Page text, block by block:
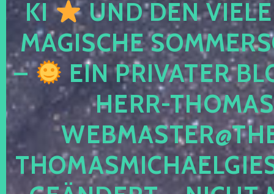
KI
UND DEN
MAGISCHE
–
EIN PRIVATER
HERR-